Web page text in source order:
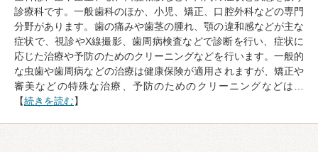
診療科です。一般歯科のほか、小児、矯正、口腔外科などの専門
分野があります。歯の痛みや歯茎の腫れ、顎の違和感などが主な
症状で、視診やX線撮影、歯周病検査などで診断を行い、症状に
応じた治療や予防のためのクリーニングなどを行います。一般的
な虫歯や歯周病などの治療は健康保険が適用されますが、矯正や
審美などの特殊な治療、予防のためのクリーニングなどは…
【続きを読む】